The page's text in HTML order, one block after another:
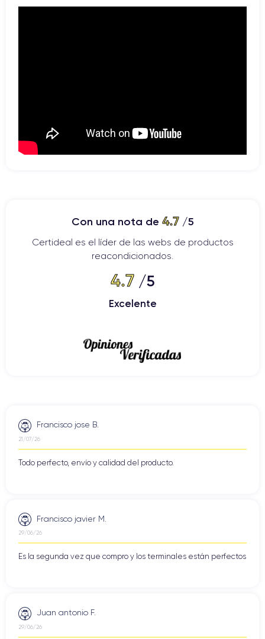
Con una nota de 4.7/5
Certideal es el líder de las webs de productos
reacondicionados.
4.7/5
Excelente
Francisco jose B.
21/07/26
Todo perfecto, envío y calidad del producto.
Francisco javier M.
29/06/26
Es la segunda vez que compro y los terminales están perfectos
Juan antonio F.
29/06/26